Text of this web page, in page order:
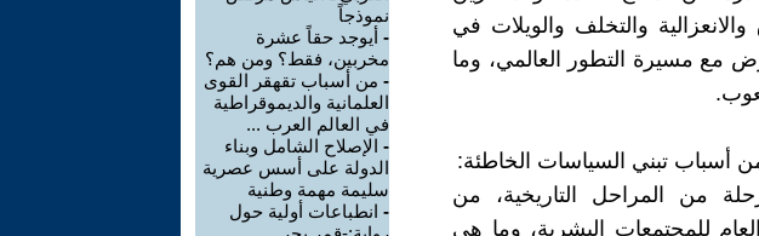
والتخلف والويلات في
مع مسيرة التطور العالمي، وما
أسباب تبني السياسات الخاطئة:
من المراحل التاريخية، من
للمجتمعات البشرية، وما هي
نموذجاً
- أيوجد حقاً عشرة
مخربين، فقط؟ ومن هم؟
- من أسباب تقهقر القوى
العلمانية والديموقراطية
في العالم العرب ...
- الإصلاح الشامل وبناء
الدولة على أسس عصرية
سليمة مهمة وطنية
- انطباعات أولية حول